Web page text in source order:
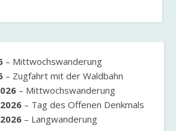
– Mittwochswanderung
– Zugfahrt mit der Waldbahn
– Mittwochswanderung
– Tag des Offenen Denkmals
– Langwanderung